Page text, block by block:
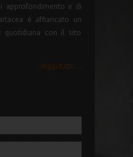
approfondimento e di
è affiancato un
quotidiana con il sito
leggi tutto...